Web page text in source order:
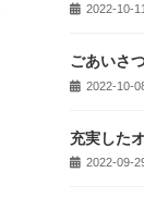
2022-10-11
ごあいさ
2022-10-
充実した
2022-09-